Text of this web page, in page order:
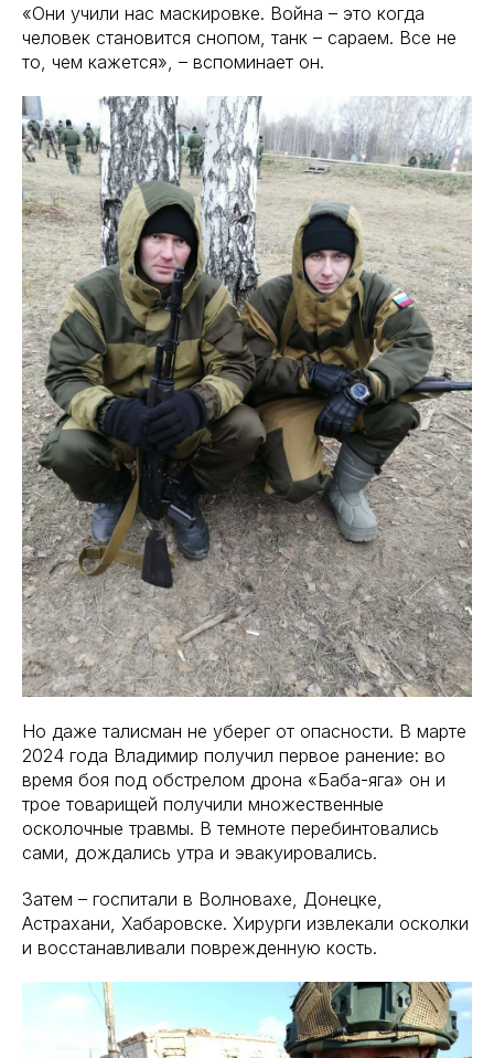
«Они учили нас маскировке. Война – это когда
человек становится снопом, танк – сараем. Все не
то, чем кажется», – вспоминает он.
Но даже талисман не уберег от опасности. В марте
2024 года Владимир получил первое ранение: во
время боя под обстрелом дрона «Баба-яга» он и
трое товарищей получили множественные
осколочные травмы. В темноте перебинтовались
сами, дождались утра и эвакуировались.
Затем – госпитали в Волновахе, Донецке,
Астрахани, Хабаровске. Хирурги извлекали осколки
и восстанавливали поврежденную кость.